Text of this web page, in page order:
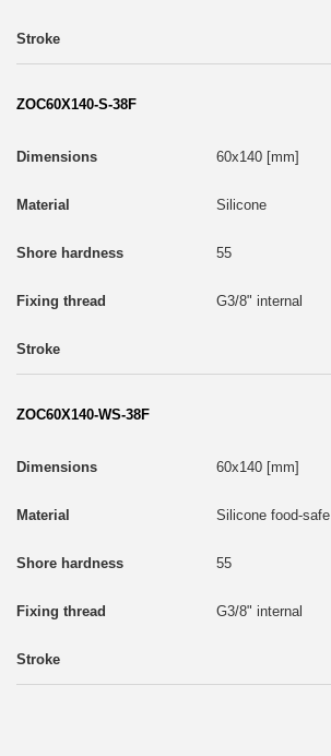
ZOC60X140-S-38F
60x140 [mm]
Silicone
55
G3/8" internal
ZOC60X140-WS-38F
60x140 [mm]
Silicone food-safe
55
G3/8" internal